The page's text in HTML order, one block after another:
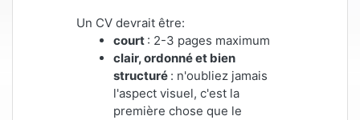
Un CV devrait être:
court : 2-3 pages maximum
clair, ordonné et bien
structuré : n'oubliez jamais
l'aspect visuel, c'est la
première chose que le